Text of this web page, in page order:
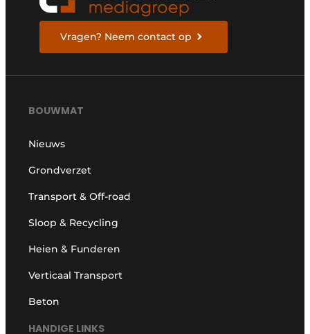
Vragen? Neem contact op
BOUWMAT
Nieuws
Grondverzet
Transport & Off-road
Sloop & Recycling
Heien & Funderen
Verticaal Transport
Beton
HANDIGE LINKS